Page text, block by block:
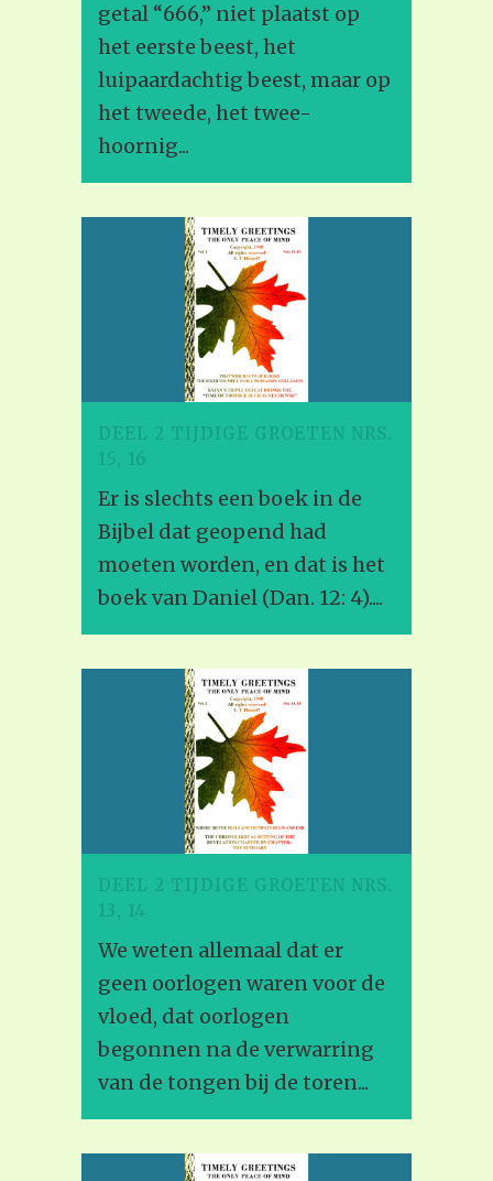
getal “666,” niet plaatst op
het eerste beest, het
luipaardachtig beest, maar op
het tweede, het twee-
hoornig...
DEEL 2 TIJDIGE GROETEN NRS.
15, 16
Er is slechts een boek in de
Bijbel dat geopend had
moeten worden, en dat is het
boek van Daniel (Dan. 12: 4)....
DEEL 2 TIJDIGE GROETEN NRS.
13, 14
We weten allemaal dat er
geen oorlogen waren voor de
vloed, dat oorlogen
begonnen na de verwarring
van de tongen bij de toren...